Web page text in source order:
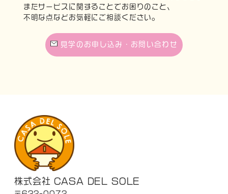
またサービスに関することでお困りのこと、
不明な点などお気軽にご相談ください。
見学のお申し込み・お問い合わせ
株式会社 CASA DEL SOLE